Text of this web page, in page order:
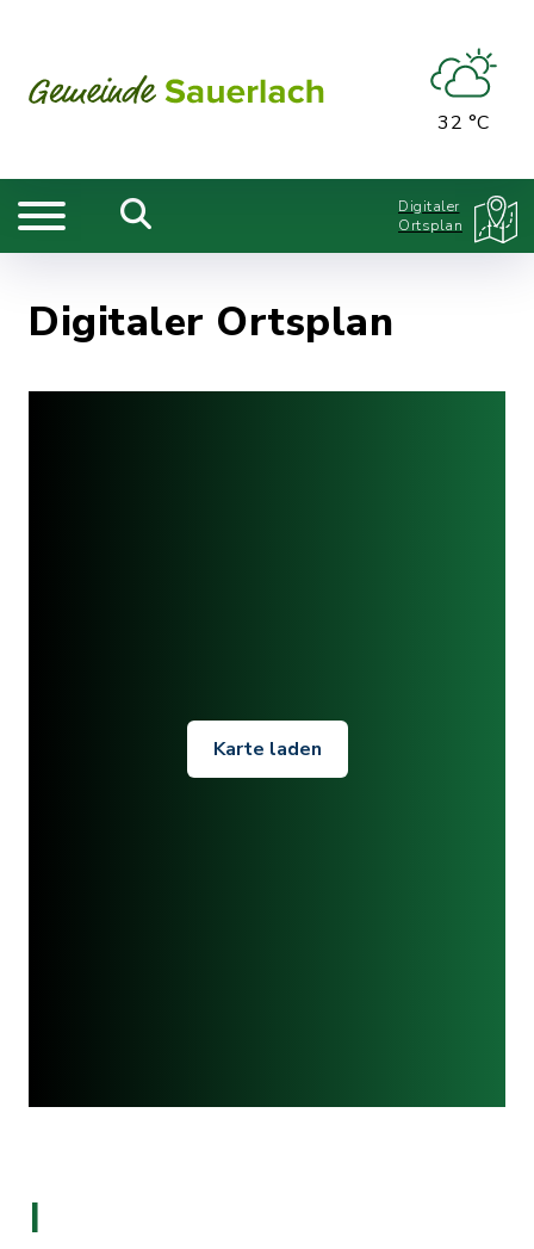
32 °C
Digitaler
Ortsplan
Digitaler Ortsplan
Karte laden
I